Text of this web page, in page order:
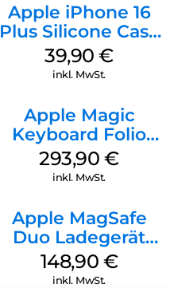
Apple iPhone 16
Plus Silicone Case
MagSafe Plum
39,90€
inkl. MwSt.
Apple Magic
Keyboard Folio
iPad 10.9″ (10.Gen.)
Weiß
293,90€
inkl. MwSt.
Apple MagSafe
Duo Ladegerät
Weiß
148,90 €
inkl. MwSt.